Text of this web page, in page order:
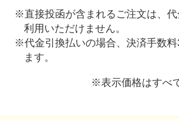
※直接投函が含まれるご注文は、
利用いただけません。
※代金引換払いの場合、決済手数料
ます。
※表示価格はすべ